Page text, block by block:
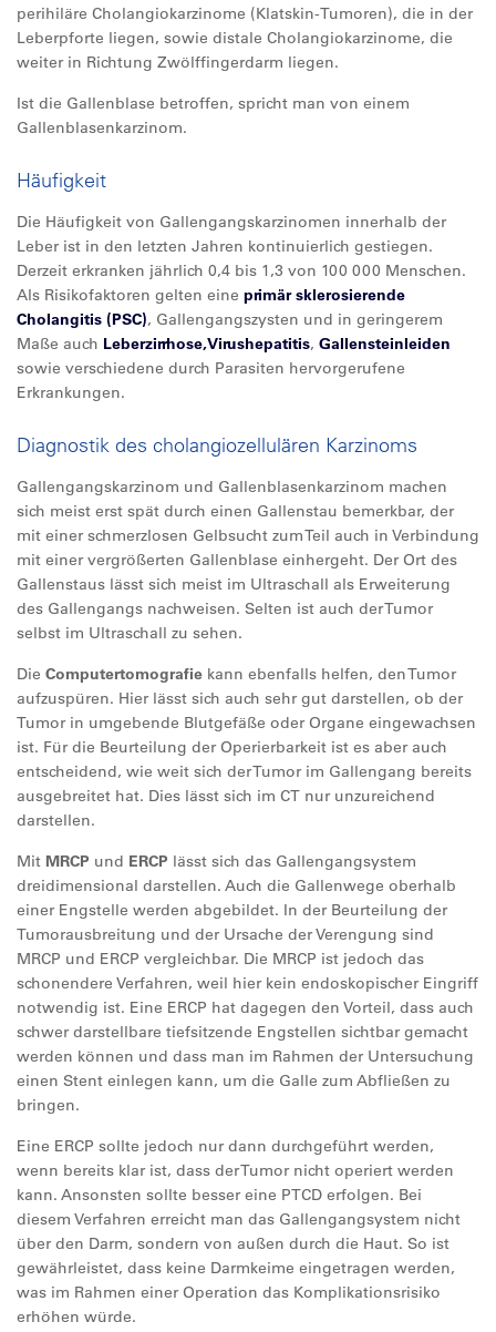
perihiläre Cholangiokarzinome (Klatskin-Tumoren), die in der
Leberpforte liegen, sowie distale Cholangiokarzinome, die
weiter in Richtung Zwölffingerdarm liegen.
Ist die Gallenblase betroffen, spricht man von einem
Gallenblasenkarzinom.
Häufigkeit
Die Häufigkeit von Gallengangskarzinomen innerhalb der
Leber ist in den letzten Jahren kontinuierlich gestiegen.
Derzeit erkranken jährlich 0,4 bis 1,3 von 100 000 Menschen.
Als Risikofaktoren gelten eine primär sklerosierende
Cholangitis (PSC), Gallengangszysten und in geringerem
Maße auch Leberzirrhose,Virushepatitis, Gallensteinleiden
sowie verschiedene durch Parasiten hervorgerufene
Erkrankungen.
Diagnostik des cholangiozellulären Karzinoms
Gallengangskarzinom und Gallenblasenkarzinom machen
sich meist erst spät durch einen Gallenstau bemerkbar, der
mit einer schmerzlosen Gelbsucht zum Teil auch in Verbindung
mit einer vergrößerten Gallenblase einhergeht. Der Ort des
Gallenstaus lässt sich meist im Ultraschall als Erweiterung
des Gallengangs nachweisen. Selten ist auch der Tumor
selbst im Ultraschall zu sehen.
Die Computertomografie kann ebenfalls helfen, den Tumor
aufzuspüren. Hier lässt sich auch sehr gut darstellen, ob der
Tumor in umgebende Blutgefäße oder Organe eingewachsen
ist. Für die Beurteilung der Operierbarkeit ist es aber auch
entscheidend, wie weit sich der Tumor im Gallengang bereits
ausgebreitet hat. Dies lässt sich im CT nur unzureichend
darstellen.
Mit MRCP und ERCP lässt sich das Gallengangsystem
dreidimensional darstellen. Auch die Gallenwege oberhalb
einer Engstelle werden abgebildet. In der Beurteilung der
Tumorausbreitung und der Ursache der Verengung sind
MRCP und ERCP vergleichbar. Die MRCP ist jedoch das
schonendere Verfahren, weil hier kein endoskopischer Eingriff
notwendig ist. Eine ERCP hat dagegen den Vorteil, dass auch
schwer darstellbare tiefsitzende Engstellen sichtbar gemacht
werden können und dass man im Rahmen der Untersuchung
einen Stent einlegen kann, um die Galle zum Abfließen zu
bringen.
Eine ERCP sollte jedoch nur dann durchgeführt werden,
wenn bereits klar ist, dass der Tumor nicht operiert werden
kann. Ansonsten sollte besser eine PTCD erfolgen. Bei
diesem Verfahren erreicht man das Gallengangsystem nicht
über den Darm, sondern von außen durch die Haut. So ist
gewährleistet, dass keine Darmkeime eingetragen werden,
was im Rahmen einer Operation das Komplikationsrisiko
erhöhen würde.